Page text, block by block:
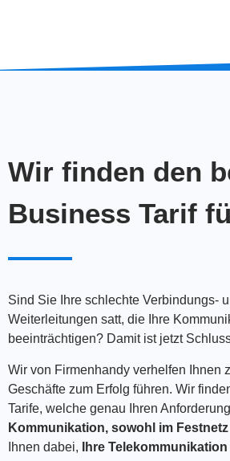
Wir finden den
Business Tarif
Sind Sie Ihre schlechte Verbindungs-
Weiterleitungen satt, die Ihre
beeinträchtigen? Damit ist jetzt
Wir von Firmenhandy verhelfen Ihnen
Geschäfte zum Erfolg führen. Wir
Tarife, welche genau Ihren
Kommunikation, sowohl im
Ihnen dabei,
Ihre